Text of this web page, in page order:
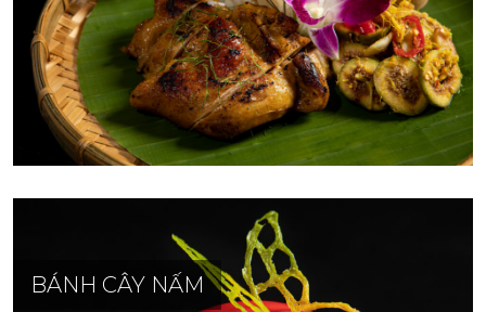
BÁNH CÂY NẤM